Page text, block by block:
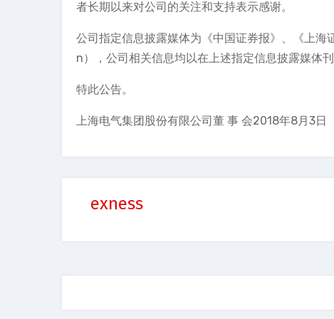
者长期以来对公司的关注和支持表示感谢。
公司指定信息披露媒体为《中国证券报》、《上
n），公司相关信息均以在上述指定信息披露媒体
特此公告。
上海电气集团股份有限公司董 事 会2018年8月3日
exness